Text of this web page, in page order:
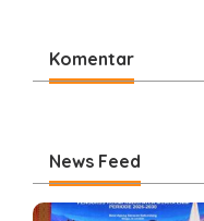
Komentar
News Feed